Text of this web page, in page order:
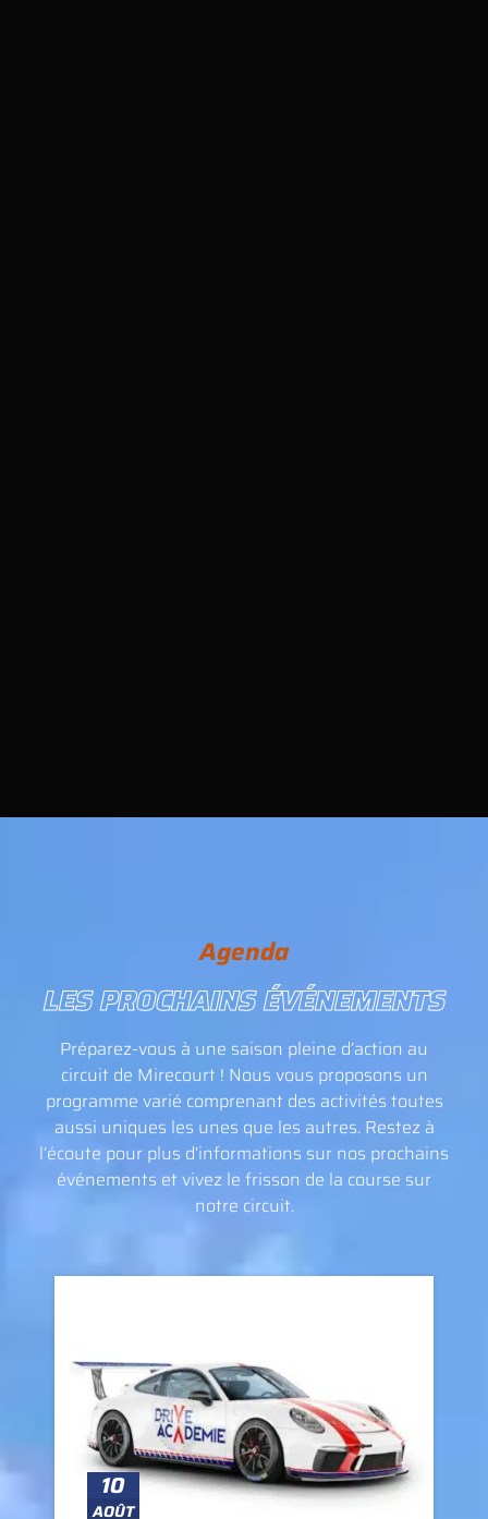
Agenda
LES PROCHAINS ÉVÉNEMENTS
Préparez-vous à une saison pleine d’action au
circuit de Mirecourt ! Nous vous proposons un
programme varié comprenant des activités toutes
aussi uniques les unes que les autres. Restez à
l’écoute pour plus d’informations sur nos prochains
événements et vivez le frisson de la course sur
notre circuit.
10
AOÛT